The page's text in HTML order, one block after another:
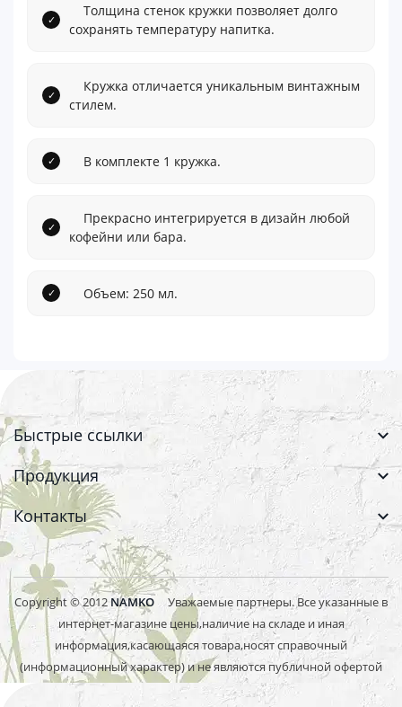
Толщина стенок кружки позволяет долго
сохранять температуру напитка.
Кружка отличается уникальным винтажным
стилем.
В комплекте 1 кружка.
Прекрасно интегрируется в дизайн любой
кофейни или бара.
Объем: 250 мл.
Быстрые ссылки
Продукция
Контакты
Copyright © 2012 NAMKO Уважаемые партнеры. Все указанные в
интернет-магазине цены,наличие на складе и иная
информация,касающаяся товара,носят справочный
(информационный характер) и не являются публичной офертой